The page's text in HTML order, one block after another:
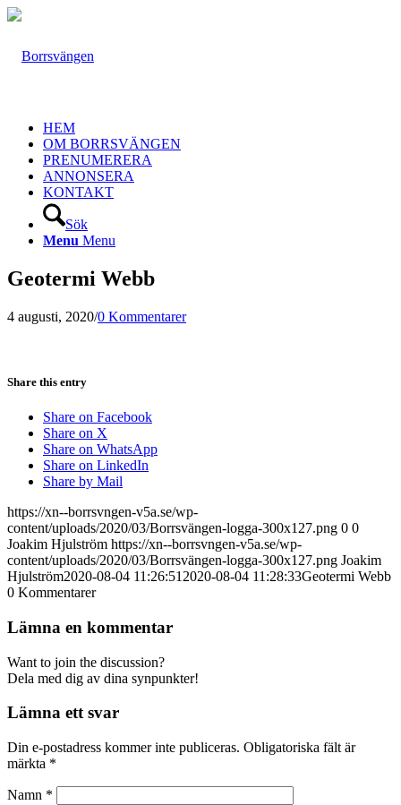
HEM
OM BORRSVÄNGEN
PRENUMERERA
ANNONSERA
KONTAKT
Sök
Menu Menu
Geotermi Webb
4 augusti, 2020/0 Kommentarer
Share this entry
Share on Facebook
Share on X
Share on WhatsApp
Share on LinkedIn
Share by Mail
https://xn--borrsvngen-v5a.se/wp-
content/uploads/2020/03/Borrsvängen-logga-300x127.png 0 0
Joakim Hjulström https://xn--borrsvngen-v5a.se/wp-
content/uploads/2020/03/Borrsvängen-logga-300x127.png Joakim
Hjulström2020-08-04 11:26:51 2020-08-04 11:28:33Geotermi Webb
0 Kommentarer
Lämna en kommentar
Want to join the discussion?
Dela med dig av dina synpunkter!
Lämna ett svar
Din e-postadress kommer inte publiceras. Obligatoriska fält är
märkta *
Namn *